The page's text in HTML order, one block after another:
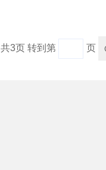
共3页 转到第 页